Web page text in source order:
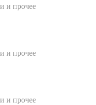
и прочее
и прочее
и прочее